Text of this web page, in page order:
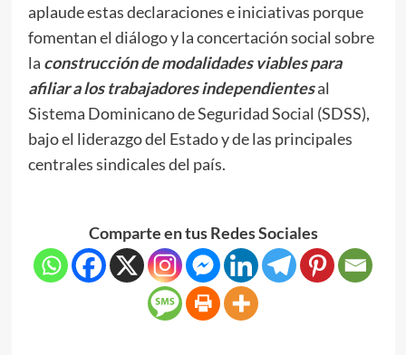
aplaude estas declaraciones e iniciativas porque
fomentan el diálogo y la concertación social sobre
la construcción de modalidades viables para
afiliar a los trabajadores independientesal
Sistema Dominicano de Seguridad Social (SDSS),
bajo el liderazgo del Estado y de las principales
centrales sindicales del país.
Comparte en tus Redes Sociales